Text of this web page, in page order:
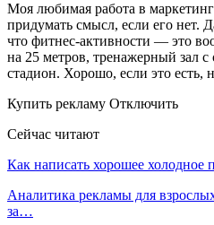
Моя любимая работа в
придумать смысл, если его нет.
что фитнес-активности — это
на 25 метров, тренажерный зал
стадион. Хорошо, если это есть,
Купить рекламу Отключить
Сейчас читают
Как написать хорошее холодное
Аналитика рекламы для
за…